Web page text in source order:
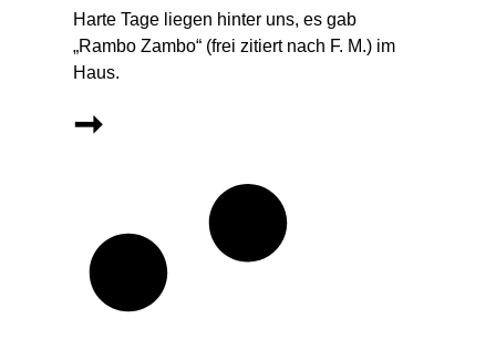
Harte Tage liegen hinter uns, es gab
„Rambo Zambo“ (frei zitiert nach F. M.) im
Haus.
➞